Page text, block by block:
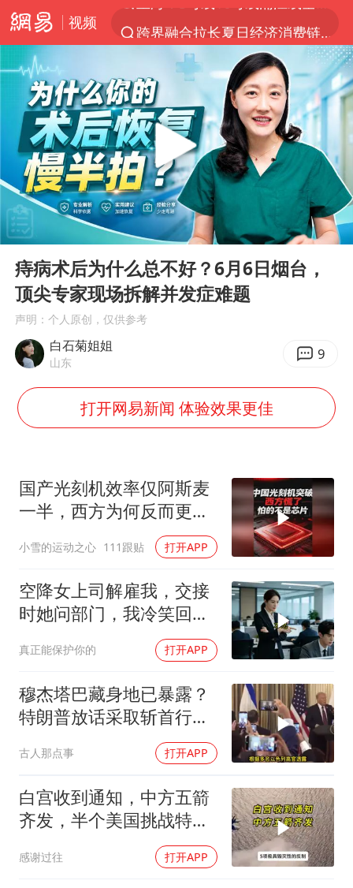
视频
白海豚预计将在浙江苍南到三门一带登陆
今日15时起福州地铁高架区段停运
国足U17与阿森纳决赛取消 并列冠军
王艺迪2-4不敌张本美和止步4强
上海有出现龙卷潜势
白海豚5次眼壁置换
王艺迪无缘横滨赛决赛
2025年小学教师减少13.19万
《披荆斩棘》阵容官宣
白海豚或提早3小时登陆
《龙餐馆》 冲奖
武契奇会见泽连斯基有何意图
伯克希尔净买入约200亿美元股票
以军士兵把枪口对准中国记者
Play
04:08
痔病术后为什么总不好？6月6日烟台，
顶尖专家现场拆解并发症难题
声明：个人原创，仅供参考
白石菊姐姐
山东 9
打开网易新闻 体验效果更佳
国产光刻机效率仅阿斯麦
一半，西方为何反而更
小雪的运动之心 111跟贴 打开APP
空降女上司解雇我，交接
时她问部门，我冷笑回
真正能保护你的 打开APP
穆杰塔巴藏身地已暴露？
特朗普放话采取斩首行
动，美军机又被击落
古人那点事 打开APP
白宫收到通知，中方五箭
齐发，半个美国挑战特朗
感谢过往 打开APP